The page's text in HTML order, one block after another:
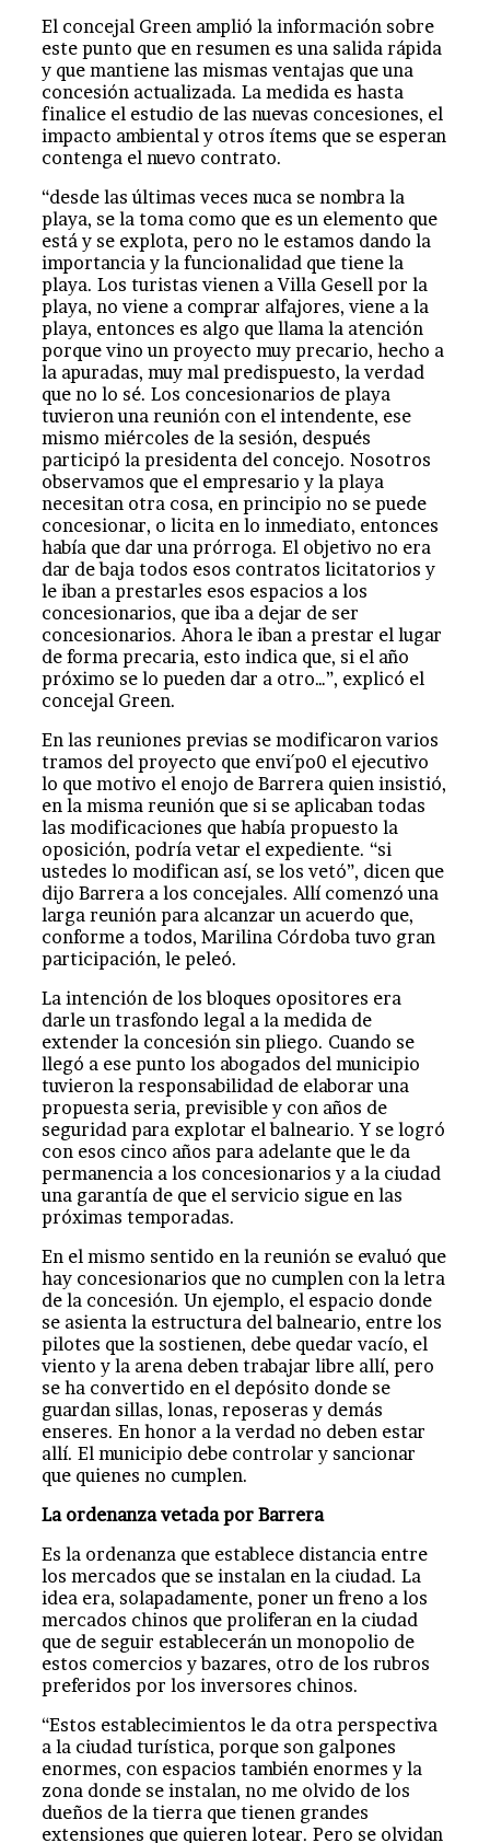
El concejal Green amplió la información sobre
este punto que en resumen es una salida rápida
y que mantiene las mismas ventajas que una
concesión actualizada. La medida es hasta
finalice el estudio de las nuevas concesiones, el
impacto ambiental y otros ítems que se esperan
contenga el nuevo contrato.
“desde las últimas veces nuca se nombra la
playa, se la toma como que es un elemento que
está y se explota, pero no le estamos dando la
importancia y la funcionalidad que tiene la
playa. Los turistas vienen a Villa Gesell por la
playa, no viene a comprar alfajores, viene a la
playa, entonces es algo que llama la atención
porque vino un proyecto muy precario, hecho a
la apuradas, muy mal predispuesto, la verdad
que no lo sé. Los concesionarios de playa
tuvieron una reunión con el intendente, ese
mismo miércoles de la sesión, después
participó la presidenta del concejo. Nosotros
observamos que el empresario y la playa
necesitan otra cosa, en principio no se puede
concesionar, o licita en lo inmediato, entonces
había que dar una prórroga. El objetivo no era
dar de baja todos esos contratos licitatorios y
le iban a prestarles esos espacios a los
concesionarios, que iba a dejar de ser
concesionarios. Ahora le iban a prestar el lugar
de forma precaria, esto indica que, si el año
próximo se lo pueden dar a otro…”, explicó el
concejal Green.
En las reuniones previas se modificaron varios
tramos del proyecto que envi´po0 el ejecutivo
lo que motivo el enojo de Barrera quien insistió,
en la misma reunión que si se aplicaban todas
las modificaciones que había propuesto la
oposición, podría vetar el expediente. “si
ustedes lo modifican así, se los vetó”, dicen que
dijo Barrera a los concejales. Allí comenzó una
larga reunión para alcanzar un acuerdo que,
conforme a todos, Marilina Córdoba tuvo gran
participación, le peleó.
La intención de los bloques opositores era
darle un trasfondo legal a la medida de
extender la concesión sin pliego. Cuando se
llegó a ese punto los abogados del municipio
tuvieron la responsabilidad de elaborar una
propuesta seria, previsible y con años de
seguridad para explotar el balneario. Y se logró
con esos cinco años para adelante que le da
permanencia a los concesionarios y a la ciudad
una garantía de que el servicio sigue en las
próximas temporadas.
En el mismo sentido en la reunión se evaluó que
hay concesionarios que no cumplen con la letra
de la concesión. Un ejemplo, el espacio donde
se asienta la estructura del balneario, entre los
pilotes que la sostienen, debe quedar vacío, el
viento y la arena deben trabajar libre allí, pero
se ha convertido en el depósito donde se
guardan sillas, lonas, reposeras y demás
enseres. En honor a la verdad no deben estar
allí. El municipio debe controlar y sancionar
que quienes no cumplen.
La ordenanza vetada por Barrera
Es la ordenanza que establece distancia entre
los mercados que se instalan en la ciudad. La
idea era, solapadamente, poner un freno a los
mercados chinos que proliferan en la ciudad
que de seguir establecerán un monopolio de
estos comercios y bazares, otro de los rubros
preferidos por los inversores chinos.
“Estos establecimientos le da otra perspectiva
a la ciudad turística, porque son galpones
enormes, con espacios también enormes y la
zona donde se instalan, no me olvido de los
dueños de la tierra que tienen grandes
extensiones que quieren lotear. Pero se olvidan